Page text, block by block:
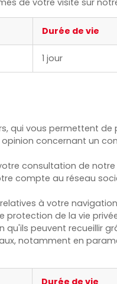
Durée de vie
1 jour
qui vous permettent
concernant un
consultation de
compte au réseau
à votre
de la vie
peuvent recueillir
notamment en